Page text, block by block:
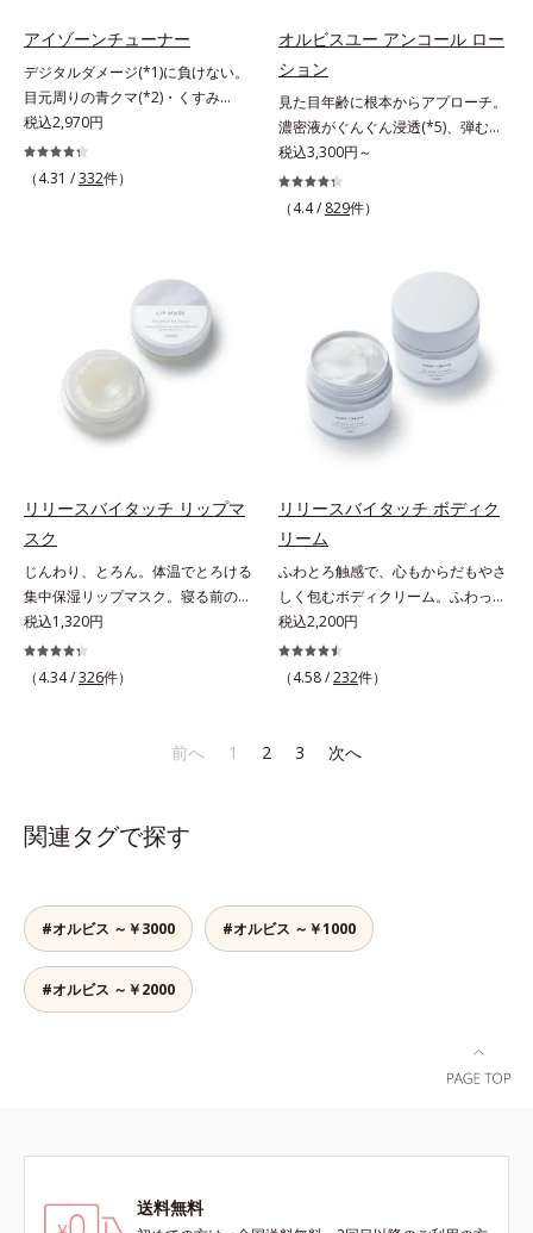
ての人に皮膚刺激がおきないという
わけではありません）
シリル化シリカ、BG、ペンチレン
グ成分(*3)」を採用し、コーティン
の形状をキープしやすい状態に整
え、スタイリングしやすい髪へ導き
ます。深呼吸したくなる爽やかでや
さしいグリーン＆ハーブの香りで、
毎日をタフに頑張る男性の心を解き
ほぐします。*1 ラウリルグルコシ
な汚れを落とす成分*2 グリチルリ
チン酸２K、アルテロモナス発酵エ
キス（微生物由来）、イワベンケイ
根エキス（植物由来）＝頭皮にうる
おいを与える保湿成分*3 PPG-3カ
プリリルエーテル＝毛髪の水分・油
分を保ち、髪をまとまりやすく整え
アイゾーンチューナー
デジタルダメージ(*1)に負けない。
目元周りの青クマ(*2)・くすみ
(*3)・乾燥をケアする目元用スティ
ック状美容液。目元周りにあらわれ
る青クマ(*2)・くすみ(*3)・乾燥
その液晶画面が発するブルーライト
を浴び続けると、目元周りには青ク
マ・くすみ・乾燥が……。そこでデ
ジタルダメージの根本原因に着目
し、目元スッキリ(*4)・くすみケ
ア・ハイライト効果と、1本で3つの
機能を兼ね備えた目元用美容液を開
効果で目元の巡りをスムーズにし、
乾燥をケアして目元スッキリ。さら
にワイルドタイムエキス(*5)が肌の
キメを整え、ブライトニングフィル
ター(*6)が光をコントロールして目
元のくすみを払い、透明感のある目
元へ整えます。メイクの上からでも
ＯＫだから、メイク直しのついでに
イライト効果も。お疲れ目元がスッ
が手放せない私たちにぴったりのア
イテムです。*1 肌の乾燥、キメの
燥によるくすみをケアする植物性保
湿成分*6 ブライトニングフィルタ
ー（酸化チタン、シリカ、マイカ、
酸化鉄、トリメトキシシリルジメチ
税込2,970円
（4.31 /332件）
オルビスユー アンコール ロー
ション
見た目年齢に根本からアプローチ。
濃密液がぐんぐん浸透(*5)、弾むよ
うな素肌へ。諦めかけていたハリ不
足、うるおい低下に先端科学ケア
(*1)でアプローチするエイジングケ
スエキスとHSP（ヒートショックプ
ロテイン）(*4)の合わせ技で、目
元、フェイスラインなど、年齢を重
ねるにつれハリ不足、うるおい低下
を感じやすい部位に働きかけ、ハリ
感のある肌へ導きます。さらに、水
でも油でもない第3の成分、even
wateroil（イーブンワテロイル）を
実現できなかった、“濃密なうるお
つの感触の両立に成功。ごわつく年
齢肌を柔肌に整え、未体験の肌感触
を叶えます。*1 保湿*2 年齢に応じ
たお手入れ *3 D.N.A.＝Daily New
Approach*4 HSP含有酵母エキス＝
保湿成分*5 角層内
税込3,300円～
（4.4 / 829件）
リリースバイタッチ リップマ
スク
じんわり、とろん。体温でとろける
集中保湿リップマスク。寝る前のひ
と塗りでやわらかな唇へ。集中保湿
リップマスクです。バームのような
固めのテクスチャーが体温でじんわ
成分配合で、乾燥にゆらがない唇に
らケアで唇をそっといたわりなが
ら、メイク映えするしっとりやわら
ブラシに適量をとって、唇にやさし
くなじませてください。
税込1,320円
（4.34 /326件）
リリースバイタッチ ボディク
リーム
ふわとろ触感で、心もからだもやさ
しく包むボディクリーム。ふわっと
軽やかで、ぽよっと弾むユニーク触
感。なじませると摩擦と皮膚温でほ
どけるボディクリームです。うっと
に吸い付くようなしっとりもちもち
てください。
税込2,200円
（4.58 /232件）
前へ 1 2 3 次へ
関連タグで探す
#オルビス ～￥3000 #オルビス ～￥1000
#オルビス ～￥2000
送料無料